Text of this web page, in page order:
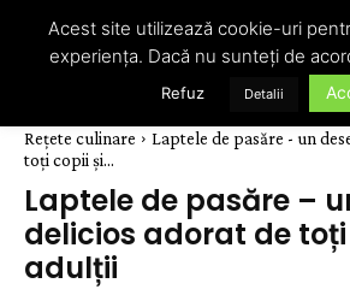
Rețete culinare
Laptele de pasăre - un
toți copii și...
Laptele de pasăre –
delicios adorat de
adulții
Acest site utilizează cookie-uri
experiența. Dacă nu sunteți de
Refuz Detalii